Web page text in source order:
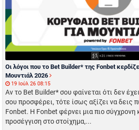
Οι λόγοι που το Bet Builder* της Fonbet
Μουντιάλ 2026
19 Ιούλ 26 08:15
Αν το Bet Builder* σου φαίνεται ότι δεν
σου προσφέρει, τότε ίσως αξίζει να δεις
Fonbet. Η Fonbet φέρνει μια πιο σύγχρονη
προσέγγιση στο στοίχημα,...